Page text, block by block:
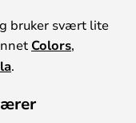
bruker svært lite
Colors,
.